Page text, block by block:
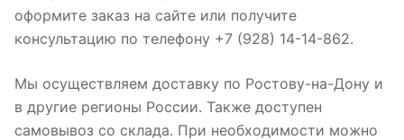
оформите заказ на сайте или получите
консультацию по телефону +7 (928) 14-14-862.
Мы осуществляем доставку по Ростову-на-Дону и
в другие регионы России. Также доступен
самовывоз со склада. При необходимости можно